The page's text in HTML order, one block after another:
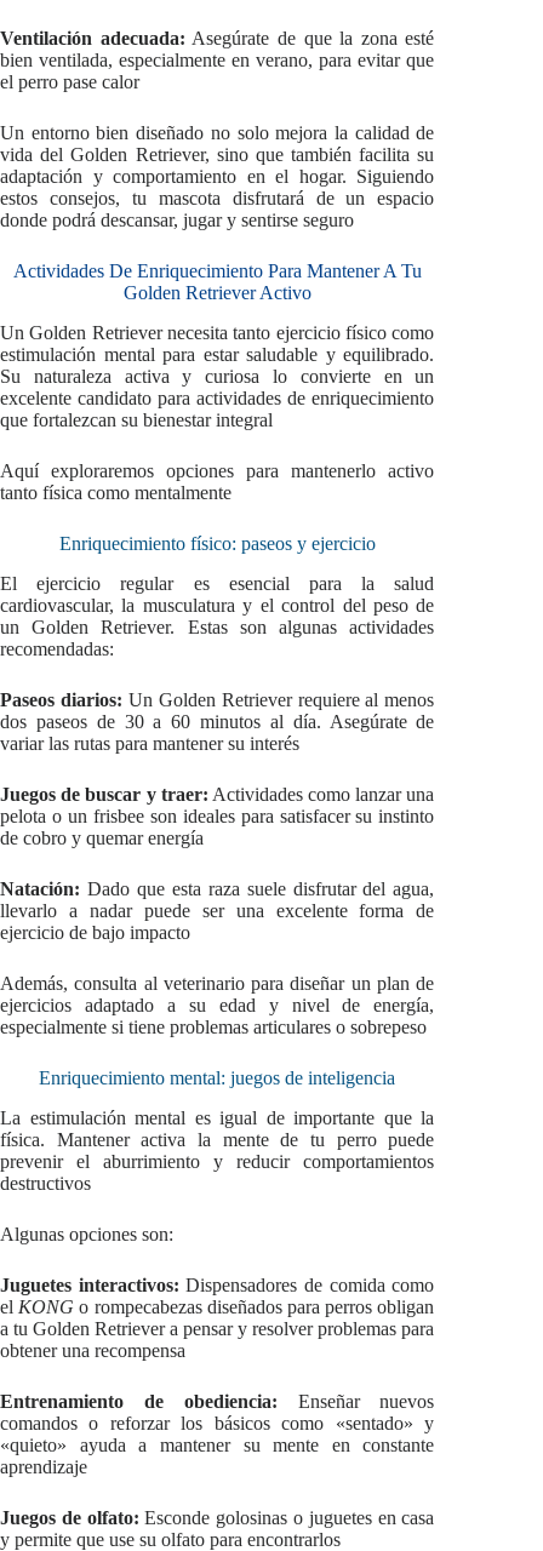
Ventilación adecuada: Asegúrate de que la zona esté
bien ventilada, especialmente en verano, para evitar que
el perro pase calor
Un entorno bien diseñado no solo mejora la calidad de
vida del Golden Retriever, sino que también facilita su
adaptación y comportamiento en el hogar. Siguiendo
estos consejos, tu mascota disfrutará de un espacio
donde podrá descansar, jugar y sentirse seguro
Actividades De Enriquecimiento Para Mantener A Tu
Golden Retriever Activo
Un Golden Retriever necesita tanto ejercicio físico como
estimulación mental para estar saludable y equilibrado.
Su naturaleza activa y curiosa lo convierte en un
excelente candidato para actividades de enriquecimiento
que fortalezcan su bienestar integral
Aquí exploraremos opciones para mantenerlo activo
tanto física como mentalmente
Enriquecimiento físico: paseos y ejercicio
El ejercicio regular es esencial para la salud
cardiovascular, la musculatura y el control del peso de
un Golden Retriever. Estas son algunas actividades
recomendadas:
Paseos diarios: Un Golden Retriever requiere al menos
dos paseos de 30 a 60 minutos al día. Asegúrate de
variar las rutas para mantener su interés
Juegos de buscar y traer: Actividades como lanzar una
pelota o un frisbee son ideales para satisfacer su instinto
de cobro y quemar energía
Natación: Dado que esta raza suele disfrutar del agua,
llevarlo a nadar puede ser una excelente forma de
ejercicio de bajo impacto
Además, consulta al veterinario para diseñar un plan de
ejercicios adaptado a su edad y nivel de energía,
especialmente si tiene problemas articulares o sobrepeso
Enriquecimiento mental: juegos de inteligencia
La estimulación mental es igual de importante que la
física. Mantener activa la mente de tu perro puede
prevenir el aburrimiento y reducir comportamientos
destructivos
Algunas opciones son:
Juguetes interactivos: Dispensadores de comida como
el KONG o rompecabezas diseñados para perros obligan
a tu Golden Retriever a pensar y resolver problemas para
obtener una recompensa
Entrenamiento de obediencia: Enseñar nuevos
comandos o reforzar los básicos como «sentado» y
«quieto» ayuda a mantener su mente en constante
aprendizaje
Juegos de olfato: Esconde golosinas o juguetes en casa
y permite que use su olfato para encontrarlos